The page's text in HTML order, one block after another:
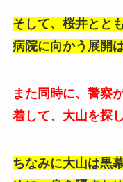
そして、桜井とと
病院に向かう展開
また同時に、警察
着して、大山を探
ちなみに大山は黒